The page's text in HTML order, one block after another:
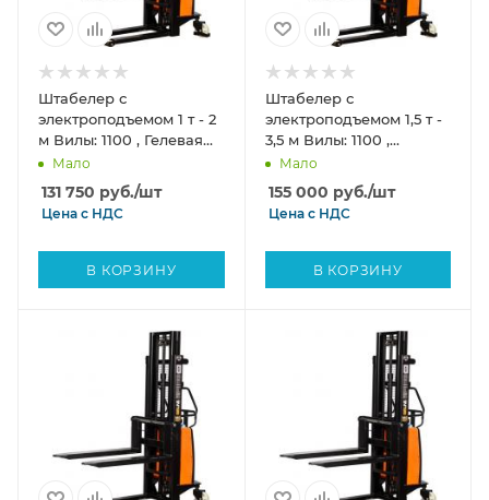
Штабелер с
электроподъемом 1 т - 2
м Вилы: 1100 , Гелевая
АКБ, SPN1020 SIBLINE
Мало
131 750 руб./шт
Цена с НДС
В КОРЗИНУ
Штабелер с
электроподъемом 1,5 т -
3,5 м Вилы: 1100 ,
Гелевая АКБ, SPN1535
Мало
155 000 руб./шт
Цена с НДС
В КОРЗИНУ